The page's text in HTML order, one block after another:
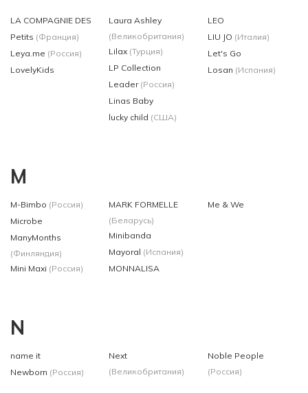
LA COMPAGNIE DES
Petits (Франция)
Leya.me (Россия)
LovelyKids
Laura Ashley
(Великобритания)
Lilax (Турция)
LP Collection
Leader (Россия)
Linas Baby
lucky child (США)
LEO
LIU JO (Италия)
Let's Go
Losan (Испания)
M
M-Bimbo (Россия)
Microbe
ManyMonths
(Финляндия)
Mini Maxi (Россия)
MARK FORMELLE
(Беларусь)
Minibanda
Mayoral (Испания)
MONNALISA
Me & We
N
name it
Newborn (Россия)
Next
(Великобритания)
Noble People
(Россия)